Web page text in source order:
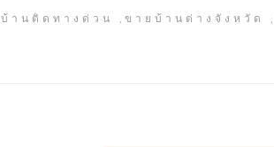
านติดทางด่วน ,ขายบ้านต่างจังหวัด